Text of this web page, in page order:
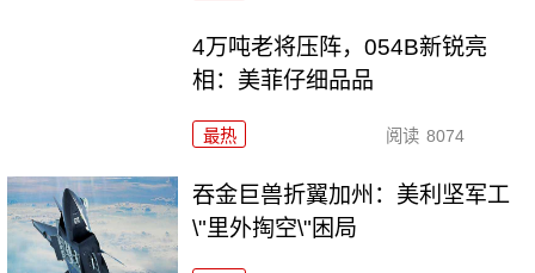
4万吨老将压阵，054B新锐亮
相：美菲仔细品品
最热 阅读 8074
吞金巨兽折翼加州：美利坚军工
\"里外掏空\"困局